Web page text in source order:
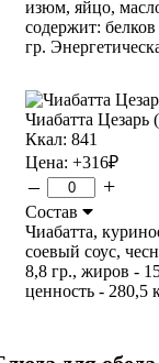
изюм, яйцо,
содержит:
гр.
Чиабатта Цезарь
Ккал: 841
Цена: +316₽
– +
Состав
Чиабатта,
соевый соус,
8,8 гр., жиров -
ценность - 280,5